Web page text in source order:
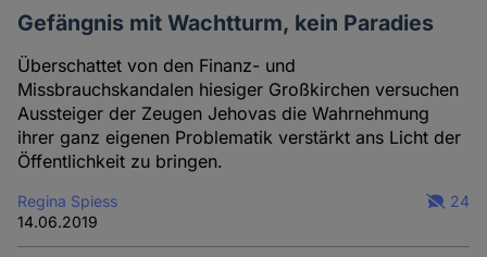
Gefängnis mit Wachtturm, kein Paradies
Überschattet von den Finanz- und
Missbrauchskandalen hiesiger Großkirchen versuchen
Aussteiger der Zeugen Jehovas die Wahrnehmung
ihrer ganz eigenen Problematik verstärkt ans Licht der
Öffentlichkeit zu bringen.
Regina Spiess
14.06.2019
24